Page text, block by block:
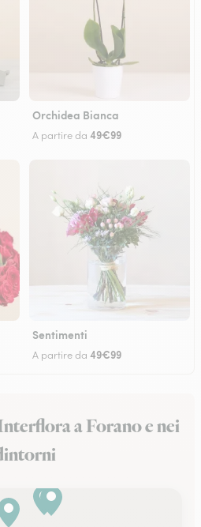
Orchidea Bianca
A partire da 49€99
Sentimenti
A partire da 49€99
a Forano e nei